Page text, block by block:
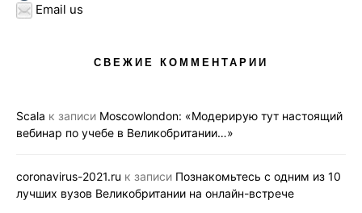
Email us
СВЕЖИЕ КОММЕНТАРИИ
Scala к записи Moscowlondon: «Модерирую тут настоящий
вебинар по учебе в Великобритании…»
coronavirus-2021.ru к записи Познакомьтесь с одним из 10
лучших вузов Великобритании на онлайн-встрече